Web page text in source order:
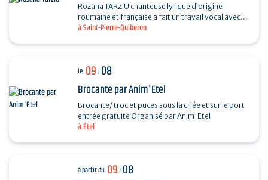
à Saint-Pierre-Quiberon
Rozana TARZIU chanteuse lyrique d’origine
roumaine et française a fait un travail vocal avec
divers chanteurs lyriques : Octavian Naghiu,
à Étel
le 09/08
Brocante par Anim'Etel
Brocante/ troc et puces sous la criée et sur le port
entrée gratuite Organisé par Anim'Etel
à partir du 09/08